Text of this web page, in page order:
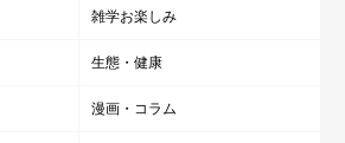
雑学お楽しみ
生態・健康
漫画・コラム